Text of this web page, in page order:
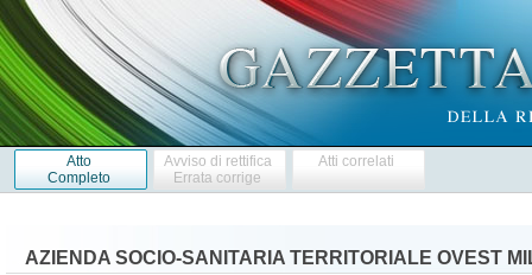
Atto
Completo
Avviso di rettifica
Errata corrige
Atti correlati
AZIENDA SOCIO-SANITARIA TERRITORIALE OVEST